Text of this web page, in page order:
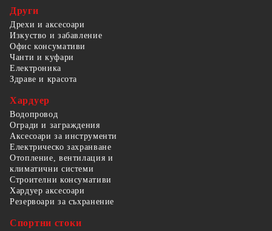
Други
Дрехи и аксесоари
Изкуство и забавление
Офис консумативи
Чанти и куфари
Електроника
Здраве и красота
Хардуер
Водопровод
Огради и заграждения
Аксесоари за инструменти
Електрическо захранване
Отопление, вентилация и
климатични системи
Строителни консумативи
Хардуер аксесоари
Резервоари за съхранение
Спортни стоки